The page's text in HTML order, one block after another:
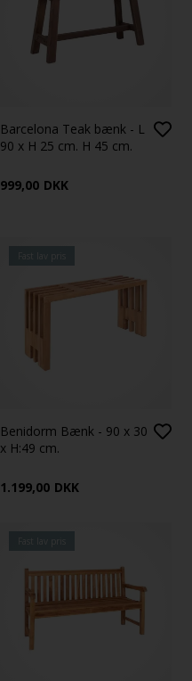
Barcelona Teak bænk - L
90 x H 25 cm. H 45 cm.
999,00 DKK
Benidorm Bænk - 90 x 30
x H:49 cm.
1.199,00 DKK